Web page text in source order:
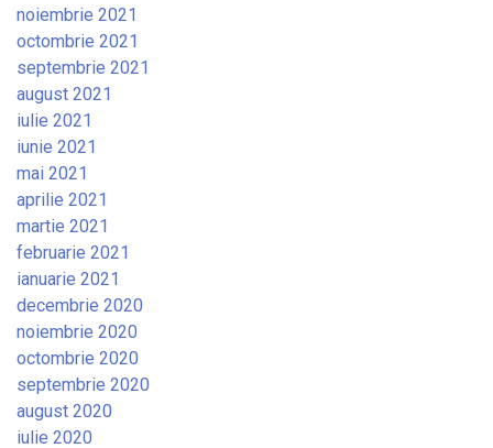
noiembrie 2021
octombrie 2021
septembrie 2021
august 2021
iulie 2021
iunie 2021
mai 2021
aprilie 2021
martie 2021
februarie 2021
ianuarie 2021
decembrie 2020
noiembrie 2020
octombrie 2020
septembrie 2020
august 2020
iulie 2020